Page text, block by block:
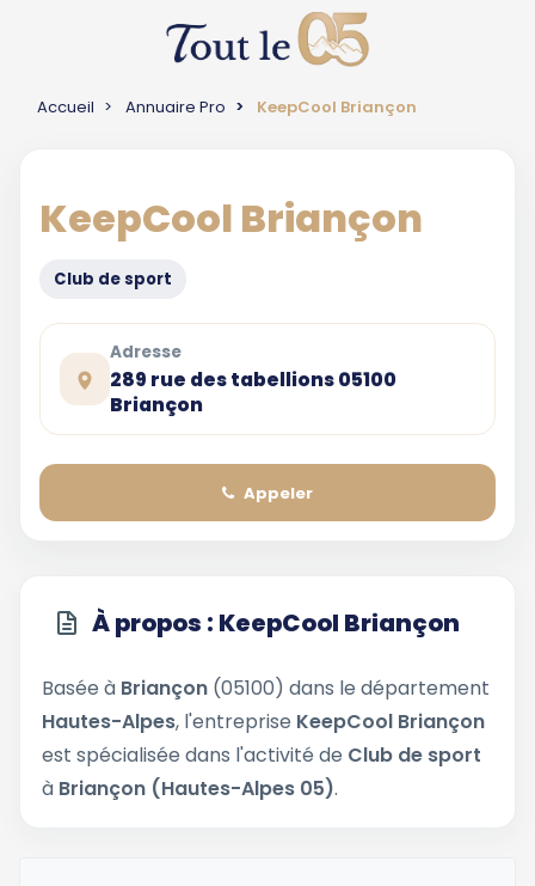
Accueil Annuaire Pro KeepCool Briançon
KeepCool Briançon
Club de sport
Adresse
289 rue des tabellions 05100
Briançon
Appeler
À propos : KeepCool Briançon
Basée à Briançon (05100) dans le département
Hautes-Alpes, l'entreprise KeepCool Briançon
est spécialisée dans l'activité de Club de sport
à Briançon (Hautes-Alpes 05).